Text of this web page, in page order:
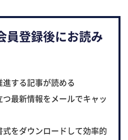
員登録後にお読み
する記事が読める
最新情報をメールでキャッ
をダウンロードして効率的